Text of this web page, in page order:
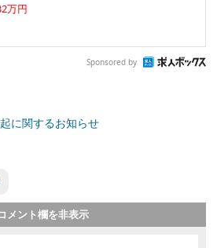
万円
Sponsored by
に関するお知らせ
メント欄を非表示